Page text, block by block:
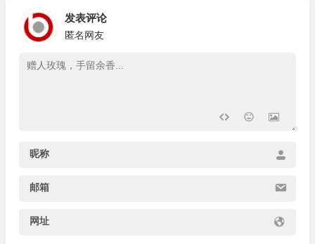
发表评论
匿名网友
昵称
邮箱
网址